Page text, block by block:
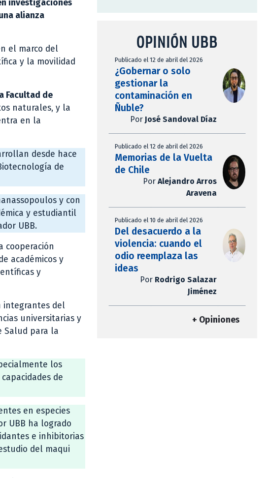
investigaciones
alianza
el marco del
y la movilidad
Facultad de
naturales, y la
en la
desde hace
de
y con
y estudiantil
UBB.
cooperación
académicos y
y
integrantes del
universitarias y
Salud para la
los
de
en especies
UBB ha logrado
e inhibitorias
del maqui
OPINIÓN UBB
Publicado el 12 de abril del 2026
¿Gobernar o solo
gestionar la
contaminación en
Ñuble?
Por José Sandoval Díaz
Publicado el 12 de abril del 2026
Memorias de la Vuelta
de Chile
Por Alejandro Arros
Aravena
Publicado el 10 de abril del 2026
Del desacuerdo a la
violencia: cuando el
odio reemplaza las
ideas
Por Rodrigo Salazar
Jiménez
+ Opiniones